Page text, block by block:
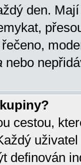
den.
nebo
cestou,
definován